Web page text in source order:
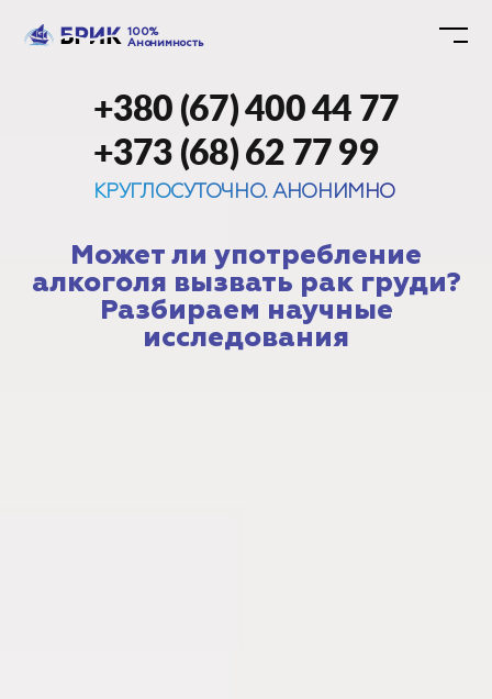
100%
Анонимность
+380 (67) 400 44 77
+373 (68) 62 77 99
КРУГЛОСУТОЧНО. АНОНИМНО
Может ли употребление
алкоголя вызвать рак груди?
Разбираем научные
исследования